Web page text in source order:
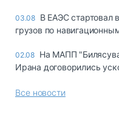
03.08 В ЕАЭС стартовал
грузов по
02.08 На МАПП
Ирана договорились
Все новости